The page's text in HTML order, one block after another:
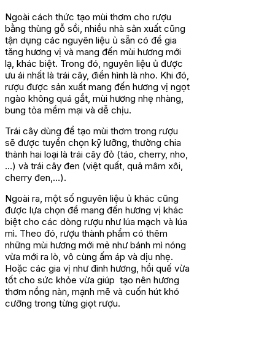
Ngoài cách thức tạo mùi thơm cho rượu
bằng thùng gỗ sồi, nhiều nhà sản xuất cũng
tận dụng các nguyên liệu ủ sẵn có để gia
tăng hương vị và mang đến mùi hương mới
lạ, khác biệt. Trong đó, nguyên liệu ủ được
ưu ái nhất là trái cây, điển hình là nho. Khi đó,
rượu được sản xuất mang đến hương vị ngọt
ngào không quá gắt, mùi hương nhẹ nhàng,
bung tỏa mềm mại và dễ chịu.
Trái cây dùng để tạo mùi thơm trong rượu
sẽ được tuyển chọn kỹ lưỡng, thường chia
thành hai loại là trái cây đỏ (táo, cherry, nho,
…) và trái cây đen (việt quất, quả mâm xôi,
cherry đen,…).
Ngoài ra, một số nguyên liệu ủ khác cũng
được lựa chọn để mang đến hương vị khác
biệt cho các dòng rượu như lúa mạch và lúa
mì. Theo đó, rượu thành phẩm có thêm
những mùi hương mới mẻ như bánh mì nóng
vừa mới ra lò, vô cùng ấm áp và dịu nhẹ.
Hoặc các gia vị như đinh hương, hồi quế vừa
tốt cho sức khỏe vừa giúp tạo nên hương
thơm nồng nàn, mạnh mẽ và cuốn hút khó
cưỡng trong từng giọt rượu.